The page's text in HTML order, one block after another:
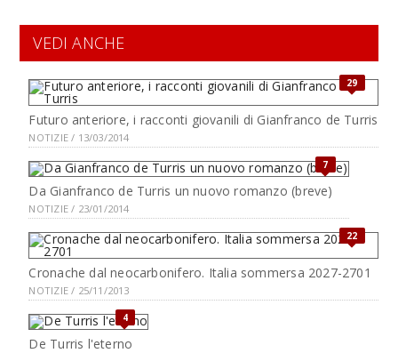
VEDI ANCHE
29
Futuro anteriore, i racconti giovanili di Gianfranco de Turris
NOTIZIE / 13/03/2014
7
Da Gianfranco de Turris un nuovo romanzo (breve)
NOTIZIE / 23/01/2014
22
Cronache dal neocarbonifero. Italia sommersa 2027-2701
NOTIZIE / 25/11/2013
4
De Turris l'eterno